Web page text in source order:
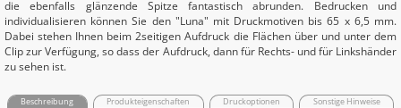
die ebenfalls glänzende Spitze fantastisch abrunden. Bedrucken und
individualisieren können Sie den "Luna" mit Druckmotiven bis 65 x 6,5 mm.
Dabei stehen Ihnen beim 2seitigen Aufdruck die Flächen über und unter dem
Clip zur Verfügung, so dass der Aufdruck, dann für Rechts- und für Linkshänder
zu sehen ist.
Beschreibung Produkteigenschaften Druckoptionen Sonstige Hinweise